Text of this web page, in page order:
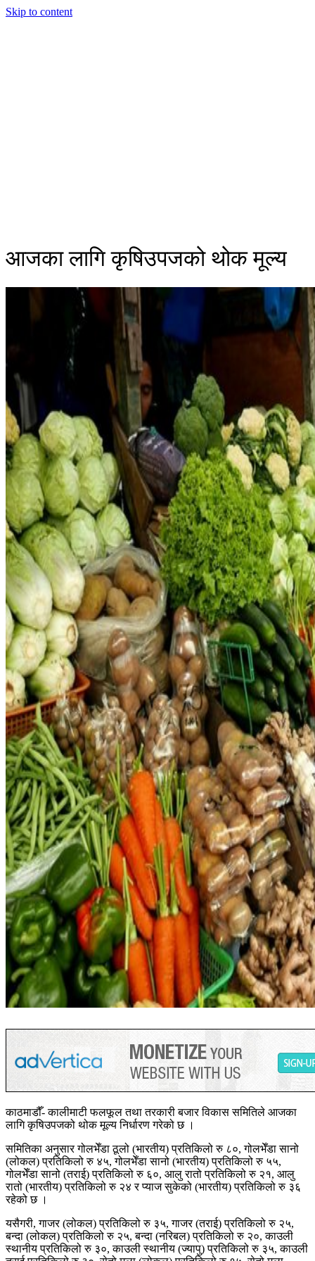
Skip to content
आजका लागि कृषिउपजको थोक मूल्य
काठमाडौँ- कालीमाटी फलफूल तथा तरकारी बजार विकास समितिले आजका
लागि कृषिउपजको थोक मूल्य निर्धारण गरेको छ ।
समितिका अनुसार गोलभेँडा ठूलो (भारतीय) प्रतिकिलो रु ८०, गोलभेँडा सानो
(लोकल) प्रतिकिलो रु ४५, गोलभेँडा सानो (भारतीय) प्रतिकिलो रु ५५,
गोलभेँडा सानो (तराई) प्रतिकिलो रु ६०, आलु रातो प्रतिकिलो रु २१, आलु
रातो (भारतीय) प्रतिकिलो रु २४ र प्याज सुकेको (भारतीय) प्रतिकिलो रु ३६
रहेको छ ।
यसैगरी, गाजर (लोकल) प्रतिकिलो रु ३५, गाजर (तराई) प्रतिकिलो रु २५,
बन्दा (लोकल) प्रतिकिलो रु २५, बन्दा (नरिबल) प्रतिकिलो रु २०, काउली
स्थानीय प्रतिकिलो रु ३०, काउली स्थानीय (ज्यापु) प्रतिकिलो रु ३५, काउली